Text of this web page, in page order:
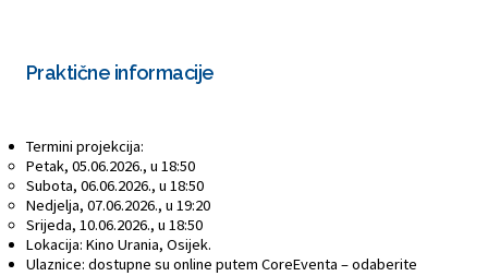
Praktične informacije
Termini projekcija:
Petak, 05.06.2026., u 18:50
Subota, 06.06.2026., u 18:50
Nedjelja, 07.06.2026., u 19:20
Srijeda, 10.06.2026., u 18:50
Lokacija: Kino Urania, Osijek.
Ulaznice: dostupne su online putem CoreEventa – odaberite